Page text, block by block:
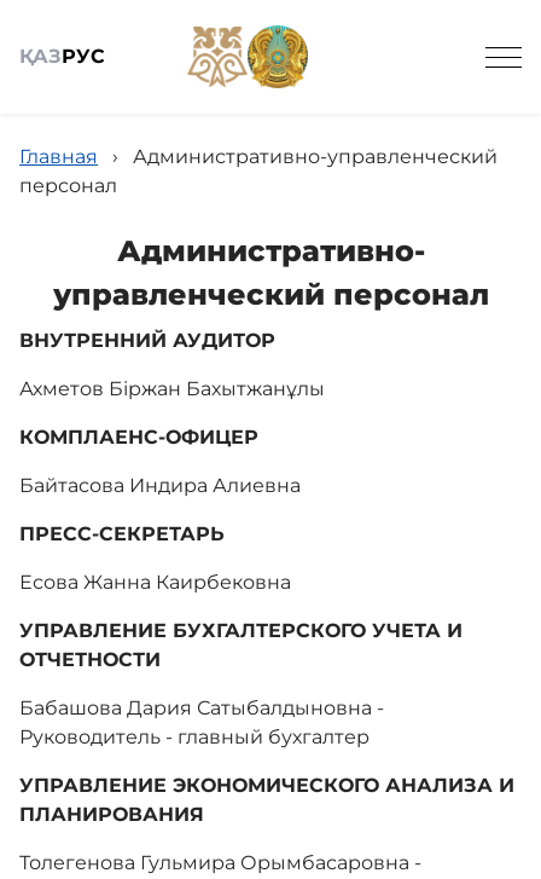
ҚАЗРУС
Общие сведения
Детские сады
Вирутальный методический кабинет
Научно-практический журнал
Обратная связь
Адалдық алаңы
Главная ›
Административно-управленческий
персонал
Административно-
управленческий персонал
ВНУТРЕННИЙ АУДИТОР
Ахметов Біржан Бахытжанұлы
КОМПЛАЕНС-ОФИЦЕР
Байтасова Индира Алиевна
ПРЕСС-СЕКРЕТАРЬ
Есова Жанна Каирбековна
УПРАВЛЕНИЕ БУХГАЛТЕРСКОГО УЧЕТА И
ОТЧЕТНОСТИ
Бабашова Дария Сатыбалдыновна -
Руководитель - главный бухгалтер
УПРАВЛЕНИЕ ЭКОНОМИЧЕСКОГО АНАЛИЗА И
ПЛАНИРОВАНИЯ
Толегенова Гульмира Орымбасаровна -